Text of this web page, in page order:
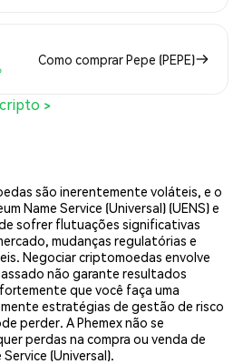
Como comprar Pepe (PEPE)
>
são inerentemente voláteis, e o
Name Service (Universal) (UENS) e
sofrer flutuações significativas
mudanças regulatórias e
Negociar criptomoedas envolve
não garante resultados
que você faça uma
estratégias de gestão de risco
perder. A Phemex não se
perdas na compra ou venda de
(Universal).